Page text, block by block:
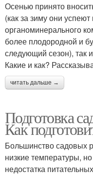
Осенью принято
(как за зиму они успеют
органоминерального
более плодородной и
следующий сезон), так
Какие и как?
читать дальше →
Подготовка
Как
Большинство садовых
низкие температуры,
недостатка